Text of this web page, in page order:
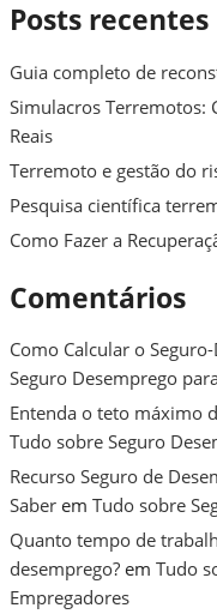
Posts recentes
Guia completo de
Simulacros Terremotos:
Reais
Terremoto e gestão do
Pesquisa científica
Como Fazer a
Comentários
Como Calcular o
Seguro Desemprego
Entenda o teto máximo
Tudo sobre Seguro
Recurso Seguro de
Saber em Tudo sobre
Quanto tempo de
desemprego? em Tudo
Empregadores